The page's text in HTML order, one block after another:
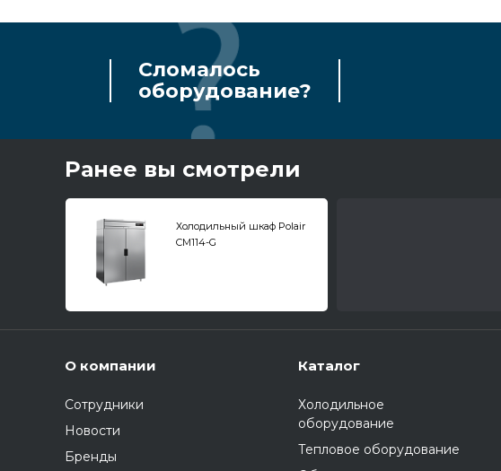
Сломалось
оборудование?
Ранее вы смотрели
Холодильный шкаф Polair
CM114-G
О компании
Сотрудники
Новости
Бренды
Каталог
Холодильное
оборудование
Тепловое оборудование